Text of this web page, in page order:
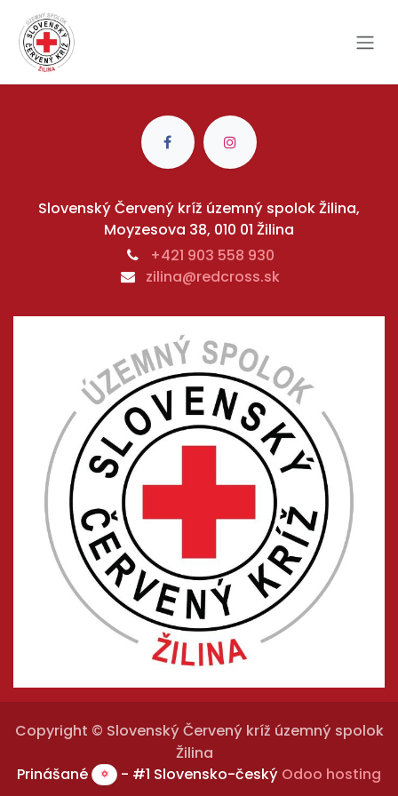
Skip to Content
Slovenský Červený kríž územný spolok Žilina,
Moyzesova 38, 010 01 Žilina
+421 903 558 930
zilina@redcross.sk
Copyright © Slovenský Červený kríž územný spolok
Žilina
Prinášané
- #1 Slovensko-český Odoo hosting